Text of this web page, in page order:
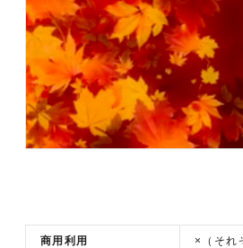
商用利用 ×（それ